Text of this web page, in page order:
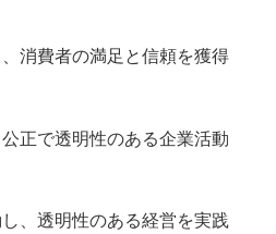
消費者の満足と信頼を獲得
正で透明性のある企業活動
、透明性のある経営を実践